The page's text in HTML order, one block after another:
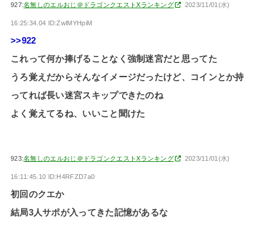
927:名無しのエルおじ＠ドラゴンクエストXランキング 2023/11/01(水)
16:25:34.04 ID:ZwlMYHpiM
>>922
これって何か捧げることなく強制迷宮だと思ってた
うろ覚えだからそんなイメージだったけど、コインとか持
ってれば長い迷宮スキップできたのね
よく覚えてるね、いいこと聞けた
923:名無しのエルおじ＠ドラゴンクエストXランキング 2023/11/01(水)
16:11:45.10 ID:H4RFZD7a0
初回のクエか
結局3人サポが入ってきた記憶があるな